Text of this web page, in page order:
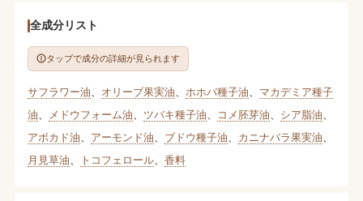
全成分リスト
タップで成分の詳細が見られます
サフラワー油 オリーブ果実油 ホホバ種子油
マカデミア種子
油
メドウフォーム油 ツバキ種子油 コメ胚芽油 シア脂油
アボカド油
アーモンド油 ブドウ種子油 カニナバラ果実油
月見草油
トコフェロール、 香料